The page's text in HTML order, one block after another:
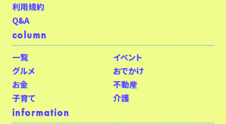
利用規約
Q&A
column
一覧
イベント
グルメ
おでかけ
お金
不動産
子育て
介護
information